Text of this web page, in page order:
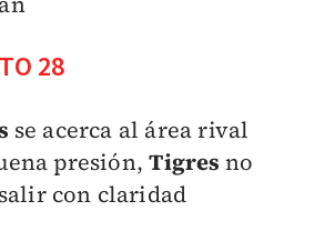
28
se acerca al área rival
presión,Tigres no
con claridad